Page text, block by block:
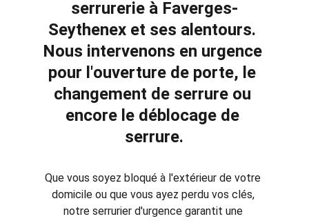
serrurerie à Faverges-
Seythenex et ses alentours.
Nous intervenons en urgence
pour l'ouverture de porte, le
changement de serrure ou
encore le déblocage de
serrure.
Que vous soyez bloqué à l'extérieur de votre
domicile ou que vous ayez perdu vos clés,
notre serrurier d'urgence garantit une